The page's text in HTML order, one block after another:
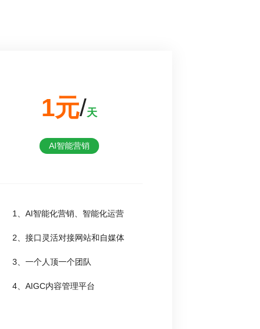
1元/天
AI智能营销
1、AI智能化营销、智能化运营
2、接口灵活对接网站和自媒体
3、一个人顶一个团队
4、AIGC内容管理平台